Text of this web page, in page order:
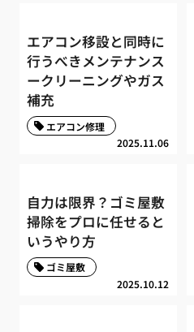
エアコン移設と同時に
行うべきメンテナンス
ークリーニングやガス
補充
2025.11.06
エアコン修理
自力は限界？ゴミ屋敷
掃除をプロに任せると
いうやり方
2025.10.12
ゴミ屋敷